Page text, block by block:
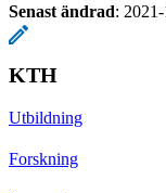
Senast ändrad:
KTH
Utbildning
Forskning